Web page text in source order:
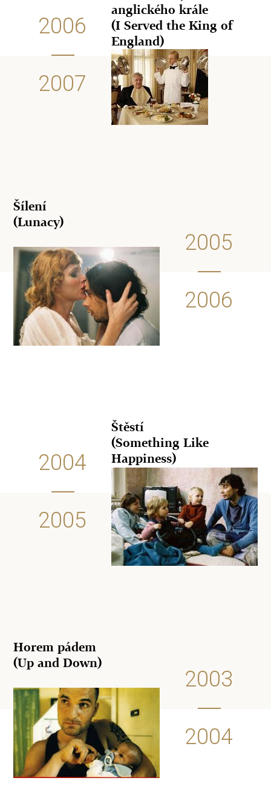
anglického krále
(I Served the King of
England)
2006
2007
Šílení
(Lunacy)
2005
2006
Štěstí
(Something Like
Happiness)
2004
2005
Horem pádem
(Up and Down)
2003
2004